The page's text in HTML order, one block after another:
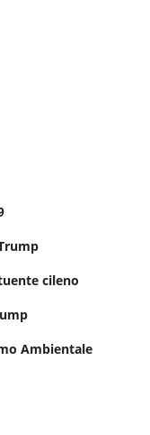
cileno
Ambientale